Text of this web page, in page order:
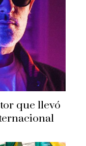
que llevó